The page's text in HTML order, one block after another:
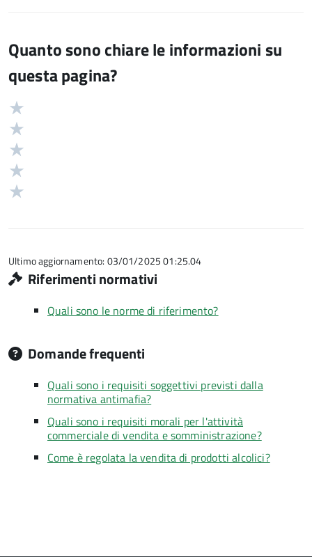
Quanto sono chiare le informazioni su
questa pagina?
Valutazione
5
Ultimo aggiornamento: 03/01/2025 01:25.04
Riferimenti normativi
Quali sono le norme di riferimento?
Domande frequenti
Quali sono i requisiti soggettivi previsti dalla
normativa antimafia?
Quali sono i requisiti morali per l'attività
commerciale di vendita e somministrazione?
Come è regolata la vendita di prodotti alcolici?